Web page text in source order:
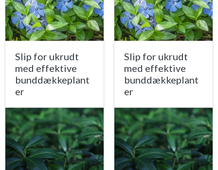
Slip for ukrudt
med effektive
bunddækkeplant
er
Slip for ukrudt
med effektive
bunddækkeplant
er